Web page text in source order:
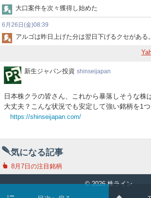
大口案件を次々獲得し始めた
6月26日(金)08:39
アルゴは昨日上げた分は翌日下げるクセがある。
新
ャ
パ
ン
新生ジャパン投資 shinseijapan
日本株クラの皆さん、これから暴落しそうな株
大丈夫？こんな状況でも安定して強い銘柄を1つ
https://shinseijapan.com/
気になる記事
8月7日の注目銘柄
© 2026 株ライン